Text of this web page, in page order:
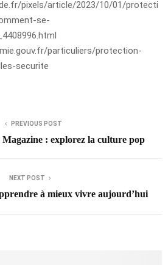
pixels/article/2023/10/01/protecti
se-
particuliers/protection-
securite
PREVIOUS POST
: explorez la culture pop
NEXT POST
à mieux vivre aujourd’hui